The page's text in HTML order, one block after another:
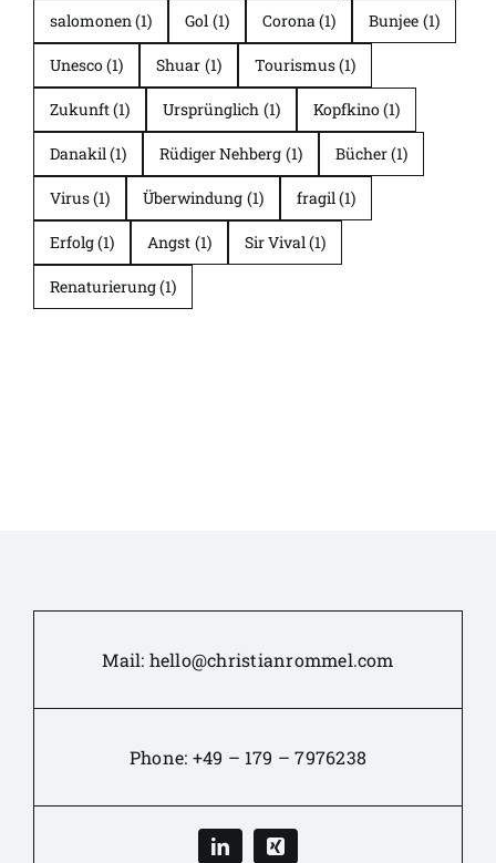
salomonen (1) Gol (1) Corona (1) Bunjee (1)
Unesco(1) Shuar (1) Tourismus(1)
Zukunft(1) Ursprünglich (1) Kopfkino(1)
Danakil (1) Rüdiger Nehberg (1) Bücher(1)
Virus(1) Überwindung (1) fragil (1)
Erfolg(1) Angst (1) Sir Vival (1)
Renaturierung(1)
Mail: hello@christianrommel.com
Phone: +49 – 179 – 7976238